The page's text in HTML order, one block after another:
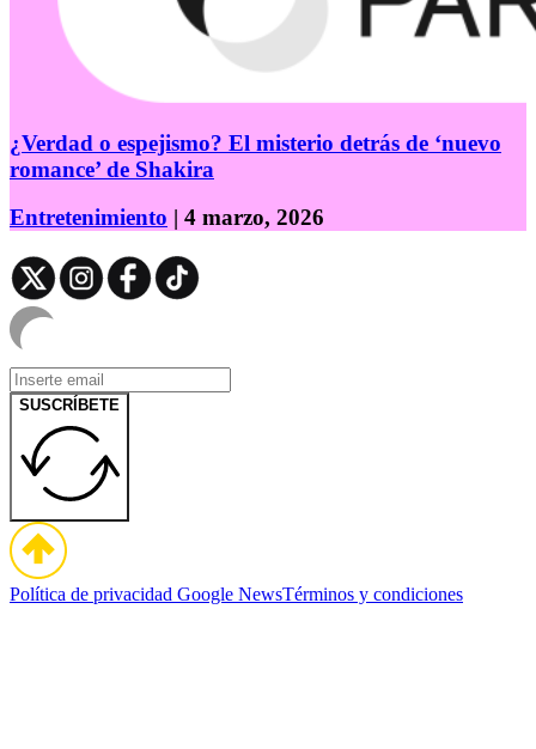
¿Verdad o espejismo? El misterio detrás de ‘nuevo
romance’ de Shakira
Entretenimiento | 4 marzo, 2026
SUSCRÍBETE
Política de privacidad Google NewsTérminos y condiciones